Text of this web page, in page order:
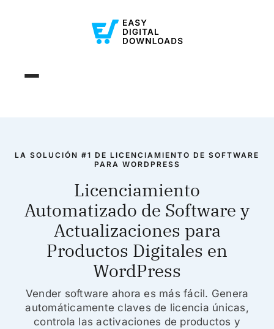
LA SOLUCIÓN #1 DE LICENCIAMIENTO DE SOFTWARE
PARA WORDPRESS
Licenciamiento
Automatizado de Software y
Actualizaciones para
Productos Digitales en
WordPress
Vender software ahora es más fácil. Genera
automáticamente claves de licencia únicas,
controla las activaciones de productos y